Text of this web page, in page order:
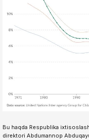
Bu haqda Respublika
direktori Abdumannop